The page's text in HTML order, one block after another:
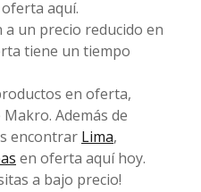
aquí.
un precio reducido en
tiene un tiempo
en oferta,
Además de
encontrar Lima,
en oferta aquí hoy.
a bajo precio!